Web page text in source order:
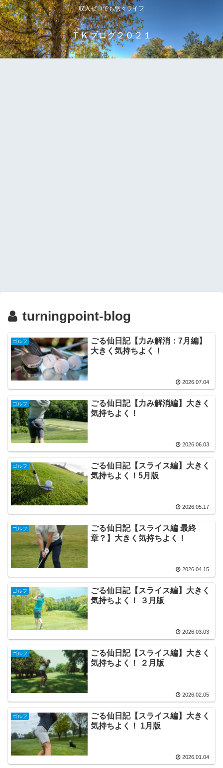
収入ゼロでも悠々ライフ
ＴＫブログ２０２１
turningpoint-blog
ゴルフ
ごる仙日記【力み解消：7月編】
大きく気持ちよく！
2026.07.04
ゴルフ
ごる仙日記【力み解消編】大きく
気持ちよく！
2026.06.03
ゴルフ
ごる仙日記【スライス編】大きく
気持ちよく！5月版
2026.05.17
ゴルフ
ごる仙日記【スライス編 最終
章？】大きく気持ちよく！
2026.04.15
ゴルフ
ごる仙日記【スライス編】大きく
気持ちよく！ ３月版
2026.03.03
ゴルフ
ごる仙日記【スライス編】大きく
気持ちよく！ ２月版
2026.02.05
ゴルフ
ごる仙日記【スライス編】大きく
気持ちよく！ 1月版
2026.01.04